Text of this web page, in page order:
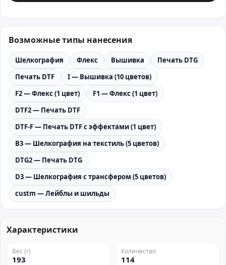
Возможные типы нанесения
Шелкография Флекс Вышивка
Печать DTG
Печать DTF
I — Вышивка (10 цветов)
F2 — Флекс (1 цвет)
F1 — Флекс (1 цвет)
DTF2 — Печать DTF
DTF-F — Печать DTF с эффектами (1 цвет)
B3 — Шелкография на текстиль (5 цветов)
DTG2 — Печать DTG
D3 — Шелкография с трансфером (5 цветов)
custm — Лейблы и шильды
Характеристики
Вес (г)
193
Количество
114